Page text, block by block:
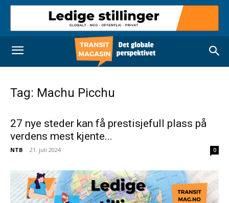
Tag: Machu Picchu
27 nye steder kan få prestisjefull plass på
verdens mest kjente...
NTB - 21. juli 2024 0